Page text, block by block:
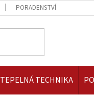
PORADENSTVÍ
TEPELNÁ TECHNIKA